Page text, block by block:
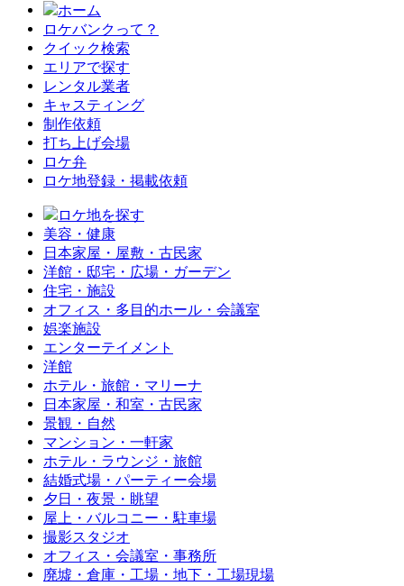
ホーム
ロケバンクって？
クイック検索
エリアで探す
レンタル業者
キャスティング
制作依頼
打ち上げ会場
ロケ弁
ロケ地登録・掲載依頼
ロケ地を探す
美容・健康
日本家屋・屋敷・古民家
洋館・邸宅・広場・ガーデン
住宅・施設
オフィス・多目的ホール・会議室
娯楽施設
エンターテイメント
洋館
ホテル・旅館・マリーナ
日本家屋・和室・古民家
景観・自然
マンション・一軒家
ホテル・ラウンジ・旅館
結婚式場・パーティー会場
夕日・夜景・眺望
屋上・バルコニー・駐車場
撮影スタジオ
オフィス・会議室・事務所
廃墟・倉庫・工場・地下・工場現場